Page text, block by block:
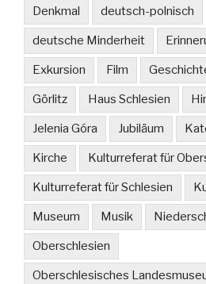
Denkmal deutsch-polnisch
deutsche Minderheit
Exkursion Film
Görlitz Haus Schlesien
Jelenia Góra Jubiläum
Kirche Kulturreferat für
Kulturreferat für Schlesien
Museum Musik
Oberschlesien
Oberschlesisches